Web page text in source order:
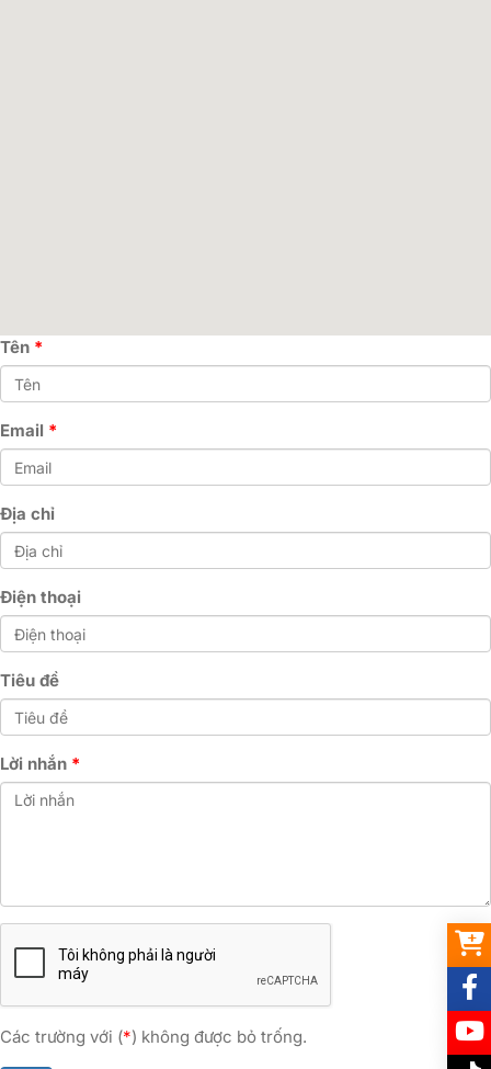
Tên
Email
Địa chỉ
Điện thoại
Tiêu đề
Lời nhắn
Các trường với (*) không được bỏ trống.